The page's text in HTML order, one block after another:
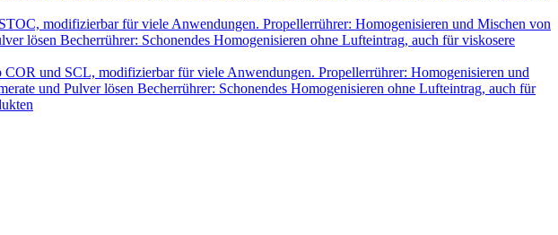
modifizierbar für viele Anwendungen. Propellerrührer: Homogenisieren und Mischen von
lösen Becherrührer: Schonendes Homogenisieren ohne Lufteintrag, auch für viskosere
und SCL, modifizierbar für viele Anwendungen. Propellerrührer: Homogenisieren und
und Pulver lösen Becherrührer: Schonendes Homogenisieren ohne Lufteintrag, auch für